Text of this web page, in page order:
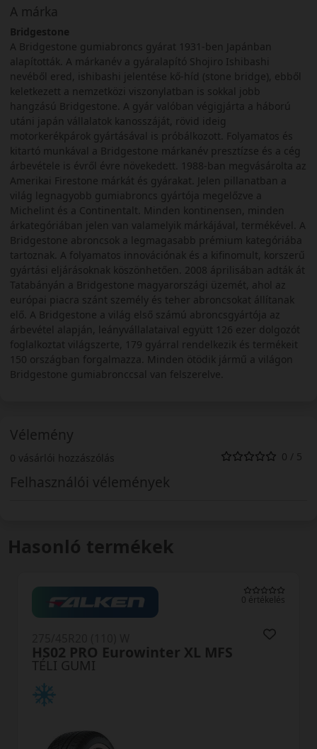
A márka
Bridgestone
A Bridgestone gumiabroncs gyárat 1931-ben Japánban
alapították. A márkanév a gyáralapító Shojiro Ishibashi
nevéből ered, ishibashi jelentése kő-híd (stone bridge), ebből
keletkezett a nemzetközi viszonylatban is sokkal jobb
hangzású Bridgestone. A gyár valóban végigjárta a háború
utáni japán vállalatok kanosszáját, rövid ideig
motorkerékpárok gyártásával is próbálkozott. Folyamatos és
kitartó munkával a Bridgestone márkanév presztízse és a cég
árbevétele is évről évre növekedett. 1988-ban megvásárolta az
Amerikai Firestone márkát és gyárakat. Jelen pillanatban a
világ legnagyobb gumiabroncs gyártója megelőzve a
Michelint és a Continentalt. Minden kontinensen, minden
árkategóriában jelen van valamelyik márkájával, termékével. A
Bridgestone abroncsok a legmagasabb prémium kategóriába
tartoznak. A folyamatos innovációnak és a kifinomult, korszerű
gyártási eljárásoknak köszönhetően. 2008 áprilisában adták át
Tatabányán a Bridgestone magyarországi üzemét, ahol az
európai piacra szánt személy és teher abroncsokat állítanak
elő. A Bridgestone a világ első számú abroncsgyártója az
árbevétel alapján, leányvállalataival együtt 126 ezer dolgozót
foglalkoztat világszerte, 179 gyárral rendelkezik és termékeit
150 országban forgalmazza. Minden ötödik jármű a világon
Bridgestone gumiabronccsal van felszerelve.
Vélemény
0 vásárlói hozzászólás 0 / 5
Felhasználói vélemények
Hasonló termékek
0 értékelés
TÉLI GUMI
HS02 PRO Eurowinter XL MFS